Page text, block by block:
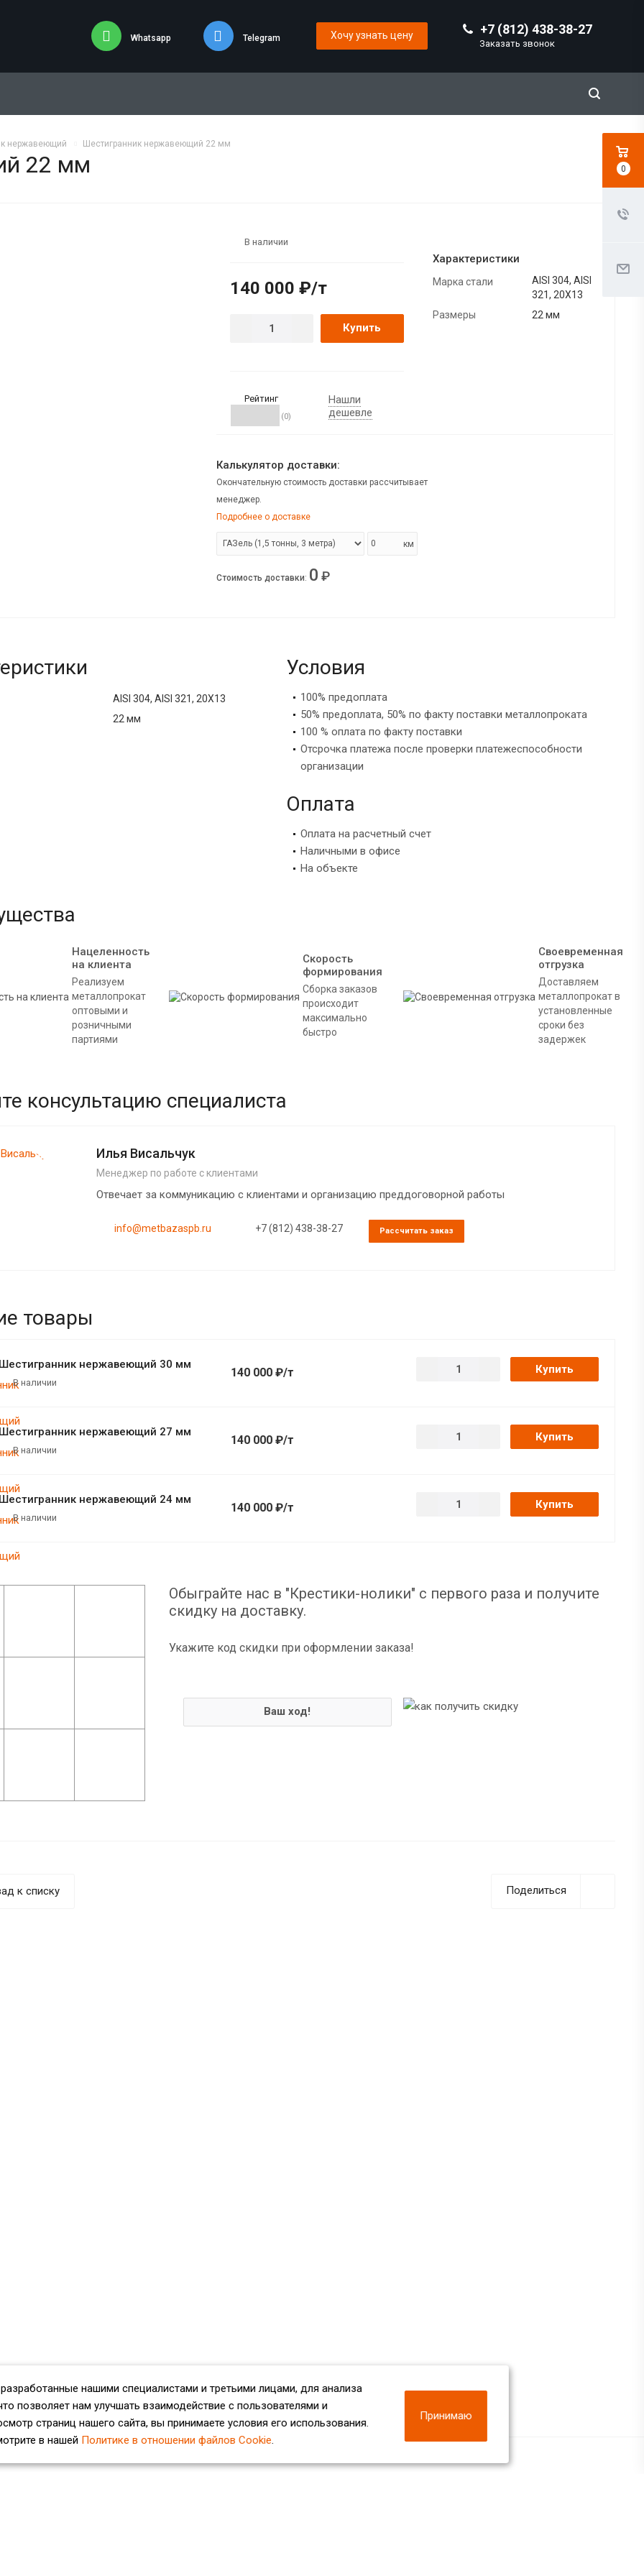
+7 (812) 438-38-27
Заказать звонок
Whatsapp Telegram Хочу узнать цену
нержавеющий Шестигранник нержавеющий 22 мм
22 мм
В наличии
140 000 ₽/т
Купить
Рейтинг
(0)
Нашли
дешевле
Характеристики
Марка стали
AISI 304, AISI
321, 20Х13
Размеры
22 мм
Калькулятор доставки:
Окончательную стоимость доставки рассчитывает
менеджер.
Подробнее о доставке
км
Стоимость доставки: 0 ₽
AISI 304, AISI 321, 20Х13
22 мм
Условия
100% предоплата
50% предоплата, 50% по факту поставки металлопроката
100 % оплата по факту поставки
Отсрочка платежа после проверки платежеспособности
организации
Оплата
Оплата на расчетный счет
Наличными в офисе
На объекте
Нацеленность
на клиента
Реализуем
металлопрокат
оптовыми и
розничными
партиями
Скорость
формирования
Сборка заказов
происходит
максимально
быстро
Своевременная
отгрузка
Доставляем
металлопрокат в
установленные
сроки без
задержек
консультацию специалиста
Илья Висальчук
Менеджер по работе с клиентами
Отвечает за коммуникацию с клиентами и организацию преддоговорной работы
info@metbazaspb.ru +7 (812) 438-38-27 Рассчитать заказ
товары
нержавеющий 30 мм
В наличии
140 000 ₽/т Купить
нержавеющий 27 мм
В наличии
140 000 ₽/т Купить
нержавеющий 24 мм
В наличии
140 000 ₽/т Купить
Обыграйте нас в "Крестики-нолики" с первого раза и получите
скидку на доставку.
Укажите код скидки при оформлении заказа!
Ваш ход!
Поделиться
к списку
нашими специалистами и третьими лицами, для анализа
позволяет нам улучшать взаимодействие с пользователями и
страниц нашего сайта, вы принимаете условия его использования.
в нашей Политике в отношении файлов Cookie.
Принимаю
0